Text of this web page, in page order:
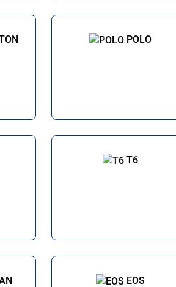
POLO
T6
EOS